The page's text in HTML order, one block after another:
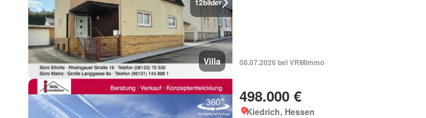
12bilder
Villa 08.07.2026 bei VRMImmo
498.000 €
Kiedrich, Hessen